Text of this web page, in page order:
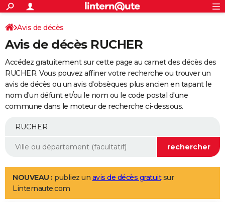
ACTUALITÉS
Politique
Société
Faits Divers
Education
Monde
Villes
+
SPORT
Coupe du monde 2026
Football
Tennis
Cyclisme
Rugby
Forum
Programme TV
TNT
Streaming
Cinéma
Sorties cinéma
Musique
+
FINANCE
Retraite
Epargne
Immobilier
Risques naturels par ville
Banque
Assurance
AUTO
Essais
Réserver un essai
Citadines
Berlines
SUV
Forum auto
+
Mobiles
Meilleur smartphone
Internet
Ordinateurs
Jeux vidéo
Guide high-tech
Aménagement intérieur
LIFESTYLE
Art de vivre
Bien-être
Loisirs
Mode
Modes de vie
Avis de décès
Avis de décès RUCHER
Accédez gratuitement sur cette page au carnet des décès des
RUCHER. Vous pouvez affiner votre recherche ou trouver un
avis de décès ou un avis d'obsèques plus ancien en tapant le
nom d'un défunt et/ou le nom ou le code postal d'une
commune dans le moteur de recherche ci-dessous.
NOUVEAU : publiez un avis de décès gratuitsur
Linternaute.com